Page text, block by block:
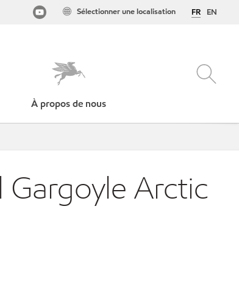
FR EN
Sélectionner une localisation
À propos de nous
Arctic